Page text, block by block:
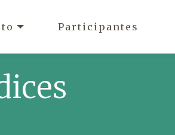
Participantes